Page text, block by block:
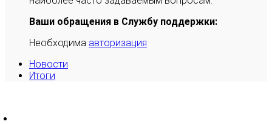
Ваши обращения в Службу поддержки:
Необходима авторизация
Новости
Итоги